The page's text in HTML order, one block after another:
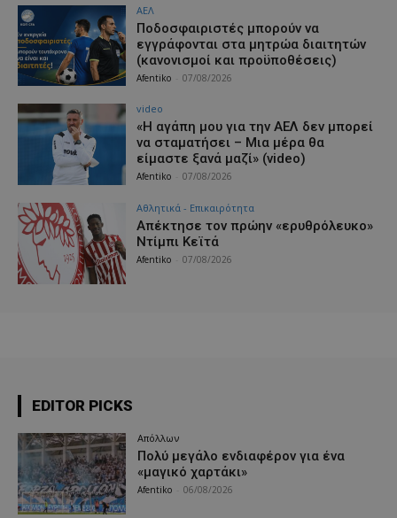
ΑΕΛ
Ποδοσφαιριστές μπορούν να
εγγράφονται στα μητρώα διαιτητών
(κανονισμοί και προϋποθέσεις)
Afentiko 07/08/2026
video
«Η αγάπη μου για την ΑΕΛ δεν μπορεί
να σταματήσει – Μια μέρα θα
είμαστε ξανά μαζί» (video)
Afentiko 07/08/2026
Αθλητικά - Επικαιρότητα
Απέκτησε τον πρώην «ερυθρόλευκο»
Ντίμπι Κεϊτά
Afentiko 07/08/2026
EDITOR PICKS
Απόλλων
Πολύ μεγάλο ενδιαφέρον για ένα
«μαγικό χαρτάκι»
Afentiko 06/08/2026